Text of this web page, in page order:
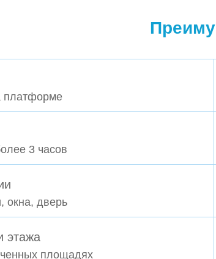
платформе
3 часов
окна, дверь
этажа
площадях